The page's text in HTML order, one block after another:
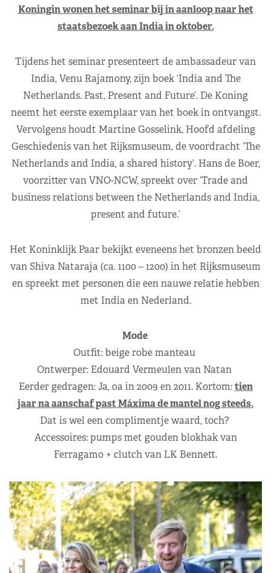
Koningin wonen het seminar bij in aanloop naar het
staatsbezoek aan India in oktober.
Tijdens het seminar presenteert de ambassadeur van
India, Venu Rajamony, zijn boek ‘India and The
Netherlands. Past, Present and Future’. De Koning
neemt het eerste exemplaar van het boek in ontvangst.
Vervolgens houdt Martine Gosselink, Hoofd afdeling
Geschiedenis van het Rijksmuseum, de voordracht ‘The
Netherlands and India, a shared history’. Hans de Boer,
voorzitter van VNO-NCW, spreekt over ‘Trade and
business relations between the Netherlands and India,
present and future.’
Het Koninklijk Paar bekijkt eveneens het bronzen beeld
van Shiva Nataraja (ca. 1100 – 1200) in het Rijksmuseum
en spreekt met personen die een nauwe relatie hebben
met India en Nederland.
Mode
Outfit: beige robe manteau
Ontwerper: Edouard Vermeulen van Natan
Eerder gedragen: Ja, oa in 2009 en 2011. Kortom:tien
jaar na aanschaf past Máxima de mantel nog steeds.
Dat is wel een complimentje waard, toch?
Accessoires: pumps met gouden blokhak van
Ferragamo + clutch van LK Bennett.